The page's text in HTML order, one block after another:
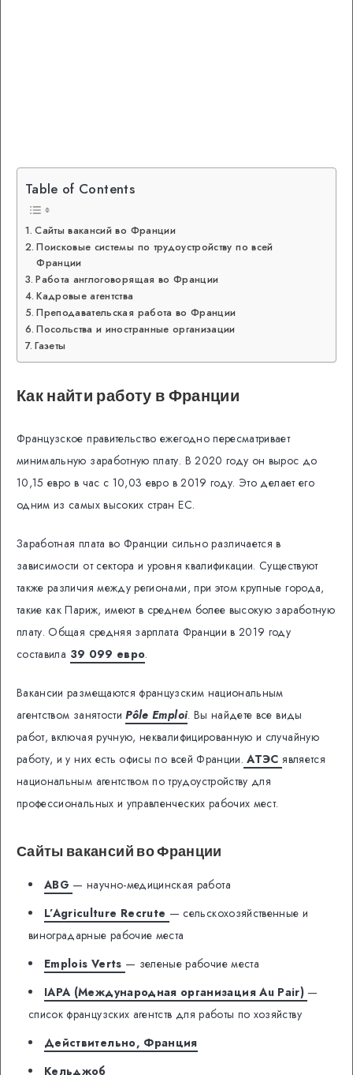
Table of Contents
Сайты вакансий во Франции
Поисковые системы по трудоустройству по всей
Франции
Работа англоговорящая во Франции
Кадровые агентства
Преподавательская работа во Франции
Посольства и иностранные организации
Газеты
Как найти работу в Франции
Французское правительство ежегодно пересматривает
минимальную заработную плату. В 2020 году он вырос до
10,15 евро в час с 10,03 евро в 2019 году. Это делает его
одним из самых высоких стран ЕС.
Заработная плата во Франции сильно различается в
зависимости от сектора и уровня квалификации. Существуют
также различия между регионами, при этом крупные города,
такие как Париж, имеют в среднем более высокую заработную
плату. Общая средняя зарплата Франции в 2019 году
составила 39 099 евро.
Вакансии размещаются французским национальным
агентством занятостиPôle Emploi. Вы найдете все виды
работ, включая ручную, неквалифицированную и случайную
работу, и у них есть офисы по всей Франции. АТЭСявляется
национальным агентством по трудоустройству для
профессиональных и управленческих рабочих мест.
Сайты вакансий во Франции
ABG — научно-медицинская работа
L’Agriculture Recrute — сельскохозяйственные и
виноградарные рабочие места
Emplois Verts — зеленые рабочие места
IAPA (Международная организация Au Pair) —
список французских агентств для работы по хозяйству
Действительно, Франция
Кельджоб